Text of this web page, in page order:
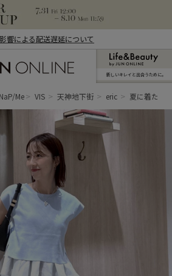
響による配送遅延について
新しいキレイと出合うために。
Me VIS 天神地下街 eric 夏に着たい